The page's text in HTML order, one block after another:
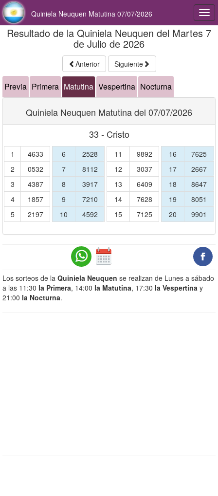
Quiniela Neuquen Matutina 07/07/2026
Resultado de la Quiniela Neuquen del Martes 7
de Julio de 2026
Anterior Siguiente
Previa Primera Matutina Vespertina Nocturna
Quiniela Neuquen Matutina del 07/07/2026
33 - Cristo
1
4633
2
0532
3
4387
4
1857
5
2197
6
2528
7
8112
8
3917
9
7210
10
4592
11
9892
12
3037
13
6409
14
7628
15
7125
16
7625
17
2667
18
8647
19
8051
20
9901
Los sorteos de la Quiniela Neuquen se realizan de Lunes a sábado
a las 11:30 la Primera, 14:00 la Matutina, 17:30 la Vespertina y
21:00 la Nocturna.